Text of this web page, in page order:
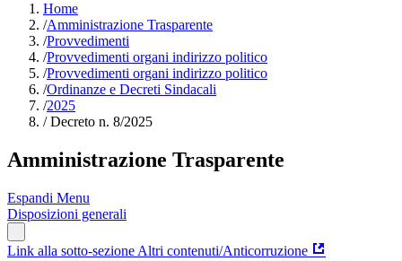
Home
/Amministrazione Trasparente
/Provvedimenti
/Provvedimenti organi indirizzo politico
/Provvedimenti organi indirizzo politico
/Ordinanze e Decreti Sindacali
/2025
/Decreto n. 8/2025
Amministrazione Trasparente
Espandi Menu
Disposizioni generali
Link alla sotto-sezione Altri contenuti/Anticorruzione